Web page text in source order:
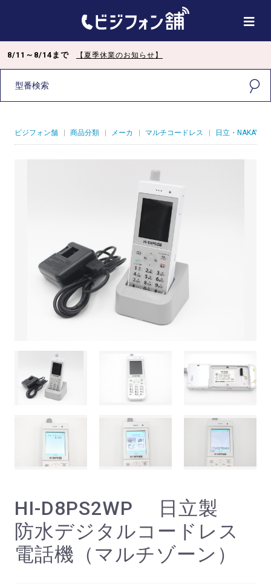
8/11～8/14まで 【夏季休業のお知らせ】
ビジフォン舗 商品分類 メーカ マルチコードレス 日立・NAKAYO
HI-D8PS2WP 日立製
防水デジタルコードレス
電話機（マルチゾーン）